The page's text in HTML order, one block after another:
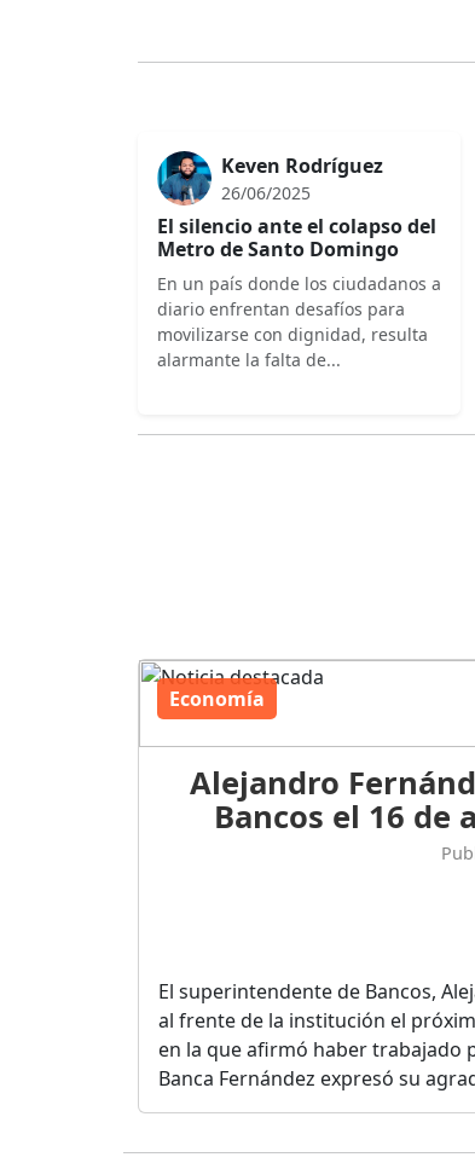
Keven Rodríguez
26/06/2025
El silencio ante el colapso del
Metro de Santo Domingo
En un país donde los ciudadanos a
diario enfrentan desafíos para
movilizarse con dignidad, resulta
alarmante la falta de...
Economía
Alejandro
Bancos el 16 de
El superintendente de Bancos,
al frente de la institución el
en la que afirmó haber trabajado
Banca Fernández expresó su